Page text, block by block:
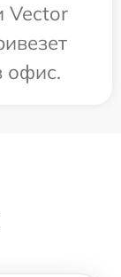
Vector
офис.